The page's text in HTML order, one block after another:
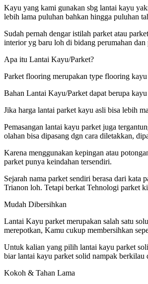
Kayu yang kami gunakan sbg lantai kayu
lebih lama puluhan bahkan hingga puluhan
Sudah pernah dengar istilah parket atau
interior yg baru loh di bidang perumahan dan
Apa itu Lantai Kayu/Parket?
Parket flooring merupakan type flooring kayu
Bahan Lantai Kayu/Parket dapat berupa
Jika harga lantai parket kayu asli bisa lebih
Pemasangan lantai kayu parket juga
olahan bisa dipasang dgn cara diletakkan,
Karena menggunakan kepingan atau
parket punya keindahan tersendiri.
Sejarah nama parket sendiri berasa dari
Trianon loh. Tetapi berkat Tehnologi parket
Mudah Dibersihkan
Lantai Kayu parket merupakan salah satu
merepotkan, Kamu cukup membersihkan
Untuk kalian yang pilih lantai kayu parket
biar lantai kayu parket solid nampak berkilau
Kokoh & Tahan Lama